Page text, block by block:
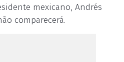
mexicano, Andrés
comparecerá.